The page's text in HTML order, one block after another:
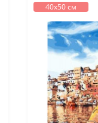
40х50 см